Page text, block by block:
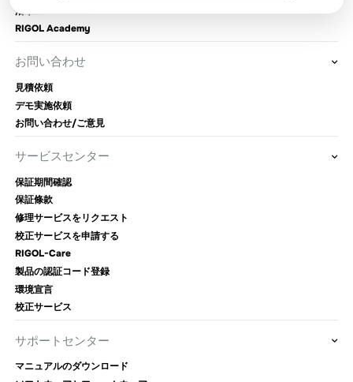
沿革
RIGOL Academy
お問い合わせ
見積依頼
デモ実施依頼
お問い合わせ/ご意見
サービスセンター
保証期間確認
保証條款
修理サービスをリクエスト
校正サービスを申請する
RIGOL-Care
製品の認証コード登録
環境宣言
校正サービス
サポートセンター
マニュアルのダウンロード